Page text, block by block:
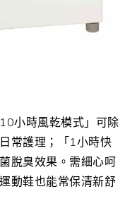
小時風乾模式」可除
常護理；「1小時快
脫臭效果。需細心呵
動鞋也能常保清新舒